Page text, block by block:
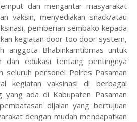
dan mengantar masyarakat
vaksin, menyediakan snack/atau
pemberian sembako kepada
kegiatan door too door system,
anggota Bhabinkamtibmas untuk
dan edukasi tentang pentingnya
seluruh personel Polres Pasaman
kegiatan vaksinasi di berbagai
yang ada di Kabupaten Pasaman
dijalan yang bertujuan
dengan mudah mendapatkan